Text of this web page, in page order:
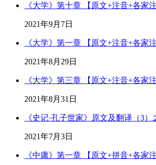
《大学》第十章 【原文+注音+各家注
2021年9月7日
《大学》第一章 【原文+注音+各家注
2021年8月29日
《大学》第三章 【原文+注音+各家注
2021年8月31日
《史记·孔子世家》原文及翻译（3
2021年7月3日
《中庸》第一章 【原文+拼音+各家注